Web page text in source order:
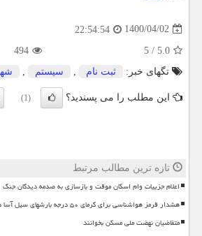
1400/04/02
22:54:54
5.0
/
5
494
تگهای خبر:
ثبت نام سیستم
این مطلب را می پسندید؟ (1)
تازه ترین مطالب مرتبط
اعلام جزییات وام اسکان موقت و بازسازی به صدمه دیدگان جنگ
هشدار قرمز هواشناسی برای گرمای ۵۰ درجه بارشهای سیل آسا در ۳ استان
متقاضیان نهضت ملی مسکن بخوانند